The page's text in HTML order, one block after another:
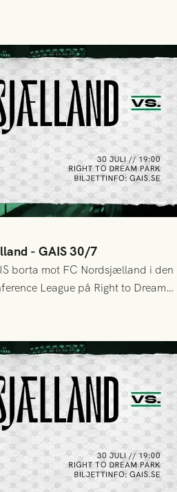
spelad. På lika mark visade
europaäventyret tog slut.
- GAIS 30/7
borta mot FC Nordsjælland i den
League på Right to Dream
har tagit ut följande